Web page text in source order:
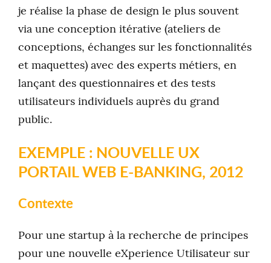
je réalise la phase de design le plus souvent
via une conception itérative (ateliers de
conceptions, échanges sur les fonctionnalités
et maquettes) avec des experts métiers, en
lançant des questionnaires et des tests
utilisateurs individuels auprès du grand
public.
EXEMPLE : NOUVELLE UX
PORTAIL WEB E-BANKING, 2012
Contexte
Pour une startup à la recherche de principes
pour une nouvelle eXperience Utilisateur sur